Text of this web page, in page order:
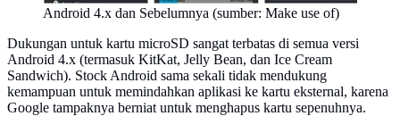
Android 4.x dan Sebelumnya (sumber: Make use of)
Dukungan untuk kartu microSD sangat terbatas di semua versi
Android 4.x (termasuk KitKat, Jelly Bean, dan Ice Cream
Sandwich). Stock Android sama sekali tidak mendukung
kemampuan untuk memindahkan aplikasi ke kartu eksternal, karena
Google tampaknya berniat untuk menghapus kartu sepenuhnya.